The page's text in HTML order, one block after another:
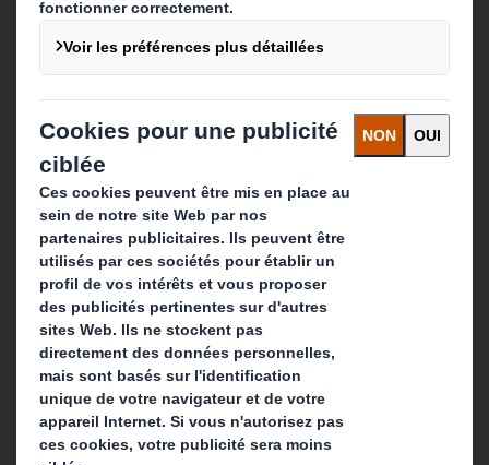
Qui sommes-nous ?
A propos
Investisseurs
Développement durable
Actualité
Carrière
Que faisons-nous ?
Solutions d'emballage
Produits de papier